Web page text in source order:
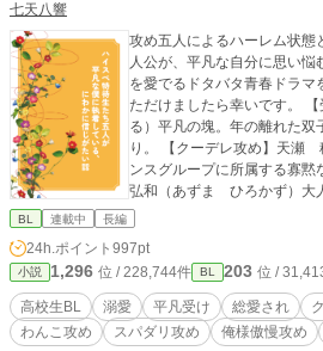
七天八響
攻め五人によるハーレム状態
人公が、平凡な自分に思い
を愛でるドタバタ青春ドラ
ただけましたら幸いです。 【受け】内海 昴（うつみ すば
る）平凡の塊。年の離れた
り。 【クーデレ攻め】天
ンスグループに所属する寡
弘和（あずま ひろかず）大
き。 【俺様傲慢攻め】笹野
している。 【ヘタレ攻め】
と）サッカーU17にも抜擢さ
ダリ攻め】日下部 雅史（く
会社で起業している、高校生社長。 他サイトにも
ます。
BL 連載中 長編
24h.ポイント 997pt
小説 1,296 位 / 228,744件 BL 203 位 /
高校生BL 溺愛 平凡受け 総愛され
わんこ攻め
スパダリ攻め 俺様傲慢攻め